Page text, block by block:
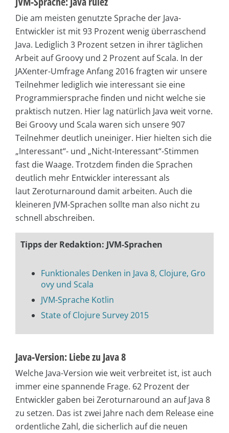
Die am meisten genutzte Sprache der Java-
Entwickler ist mit 93 Prozent wenig überraschend
Java. Lediglich 3 Prozent setzen in ihrer täglichen
Arbeit auf Groovy und 2 Prozent auf Scala. In der
JAXenter-Umfrage Anfang 2016 fragten wir unsere
Teilnehmer lediglich wie interessant sie eine
Programmiersprache finden und nicht welche sie
praktisch nutzen. Hier lag natürlich Java weit vorne.
Bei Groovy und Scala waren sich unsere 907
Teilnehmer deutlich uneiniger. Hier hielten sich die
„Interessant“- und „Nicht-Interessant“-Stimmen
fast die Waage. Trotzdem finden die Sprachen
deutlich mehr Entwickler interessant als
laut Zeroturnaround damit arbeiten. Auch die
kleineren JVM-Sprachen sollte man also nicht zu
schnell abschreiben.
Tipps der Redaktion: JVM-Sprachen
Funktionales Denken in Java 8, Clojure, Gro
ovy und Scala
JVM-Sprache Kotlin
State of Clojure Survey 2015
Java-Version: Liebe zu Java 8
Welche Java-Version wie weit verbreitet ist, ist auch
immer eine spannende Frage. 62 Prozent der
Entwickler gaben bei Zeroturnaround an auf Java 8
zu setzen. Das ist zwei Jahre nach dem Release eine
ordentliche Zahl, die sicherlich auf die neuen